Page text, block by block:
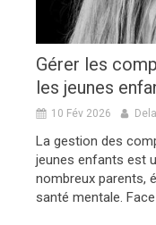
Gérer les
les jeunes
10 Fév 2026
La gestion des
jeunes enfants est
nombreux parents,
santé mentale.